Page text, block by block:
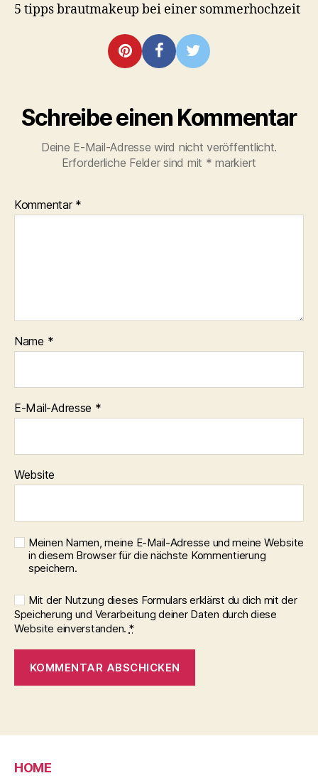
5 tipps brautmakeup bei einer sommerhochzeit
Schreibe einen Kommentar
Deine E-Mail-Adresse wird nicht veröffentlicht.
Erforderliche Felder sind mit * markiert
Kommentar *
Name *
E-Mail-Adresse *
Website
Meinen Namen, meine E-Mail-Adresse und meine Website
in diesem Browser für die nächste Kommentierung
speichern.
Mit der Nutzung dieses Formulars erklärst du dich mit der
Speicherung und Verarbeitung deiner Daten durch diese
Website einverstanden. *
HOME